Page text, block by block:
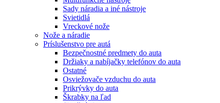
Sady náradia a iné nástroje
Svietidlá
Vreckové nože
Nože a náradie
Príslušenstvo pre autá
Bezpečnostné predmety do auta
Držiaky a nabíjačky telefónov do auta
Ostatné
Osviežovače vzduchu do auta
Prikrývky do auta
Škrabky na ľad